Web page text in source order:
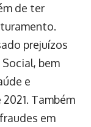
de ter
prejuízos
bem
e
Também
em